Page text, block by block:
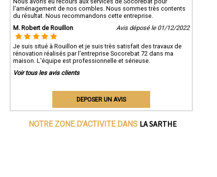
l'aménagement de nos combles. Nous sommes très contents
du résultat. Nous recommandons cette entreprise.
M. Robert de Rouillon
Avis déposé le 01/12/2022
Je suis situé à Rouillon et je suis très satisfait des travaux de
rénovation réalisés par l'entreprise Socorebat 72 dans ma
maison. L'équipe est professionnelle et sérieuse.
Voir tous les avis clients
DEPOSER UN AVIS
NOTRE ZONE D'ACTIVITE DANS LA SARTHE